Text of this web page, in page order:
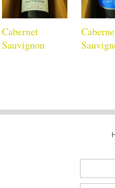
Cabernet
Sauvignon